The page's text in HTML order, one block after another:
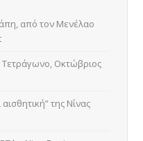
από τον Μενέλαο
Τετράγωνο, Οκτώβριος
της Νίνας